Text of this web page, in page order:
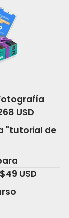
USD
"tutorial de
USD